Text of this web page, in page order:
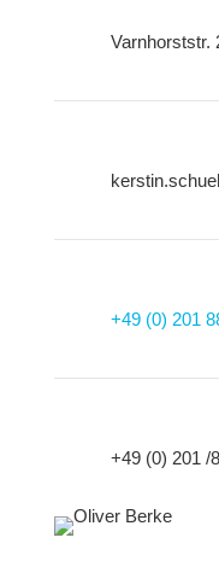
Varnhorststr.
+49 (0) 201
+49 (0) 201 /